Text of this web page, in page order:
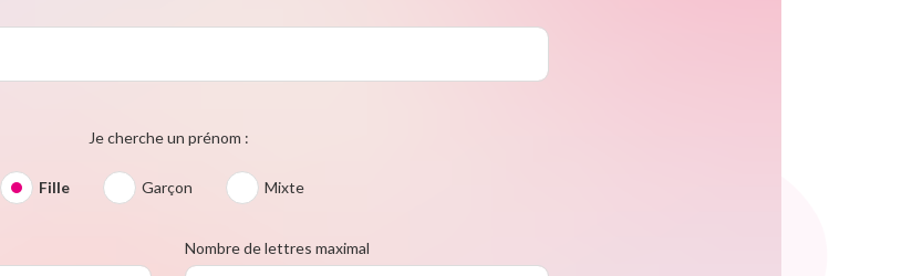
Je cherche un prénom :
Fille Garçon Mixte
Nombre de lettres maximal